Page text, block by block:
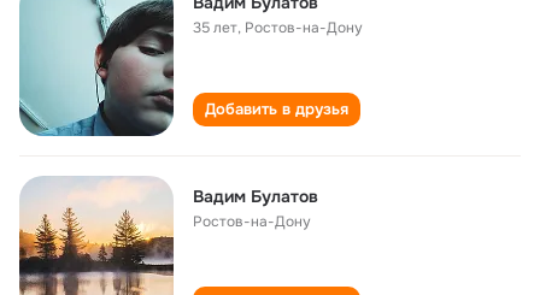
35 лет, Ростов-на-Дону
Добавить в друзья
Вадим Булатов
Ростов-на-Дону